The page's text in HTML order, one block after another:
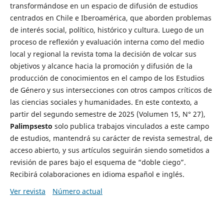
transformándose en un espacio de difusión de estudios
centrados en Chile e Iberoamérica, que aborden problemas
de interés social, político, histórico y cultura. Luego de un
proceso de reflexión y evaluación interna como del medio
local y regional la revista toma la decisión de volcar sus
objetivos y alcance hacia la promoción y difusión de la
producción de conocimientos en el campo de los Estudios
de Género y sus intersecciones con otros campos críticos de
las ciencias sociales y humanidades. En este contexto, a
partir del segundo semestre de 2025 (Volumen 15, N° 27),
Palimpsesto solo publica trabajos vinculados a este campo
de estudios, mantendrá su carácter de revista semestral, de
acceso abierto, y sus artículos seguirán siendo sometidos a
revisión de pares bajo el esquema de “doble ciego”.
Recibirá colaboraciones en idioma español e inglés.
Ver revista
Número actual